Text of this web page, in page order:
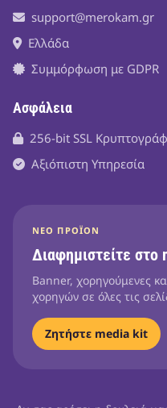
support@merokam.gr
Ελλάδα
Συμμόρφωση με GDPR
Ασφάλεια
256-bit SSL
Αξιόπιστη Υπηρεσία
ΝΈΟ ΠΡΟΪΌΝ
Διαφημιστείτε στο
Banner, χορηγούμενες
χορηγών σε όλες τις
Ζητήστε media kit